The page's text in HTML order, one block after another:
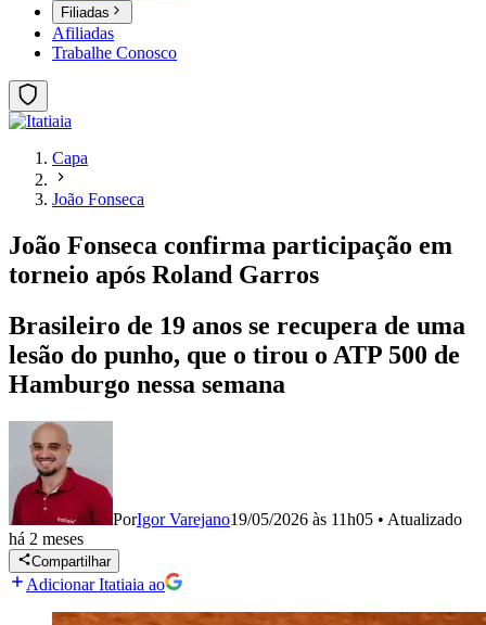
Filiadas
Afiliadas
Trabalhe Conosco
Capa
João Fonseca
João Fonseca confirma participação em
torneio após Roland Garros
Brasileiro de 19 anos se recupera de uma
lesão do punho, que o tirou o ATP 500 de
Hamburgo nessa semana
PorIgor Varejano19/05/2026 às 11h05 • Atualizado
há 2 meses
Compartilhar
Adicionar Itatiaia ao